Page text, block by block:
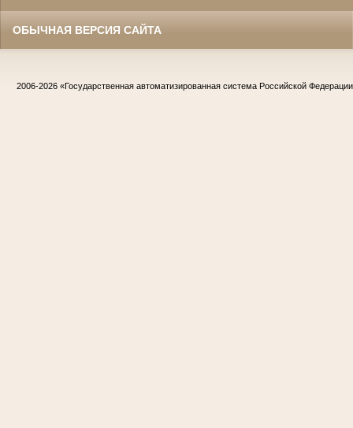
ОБЫЧНАЯ ВЕРСИЯ САЙТА
2006-2026 «Государственная автоматизированная система Российской